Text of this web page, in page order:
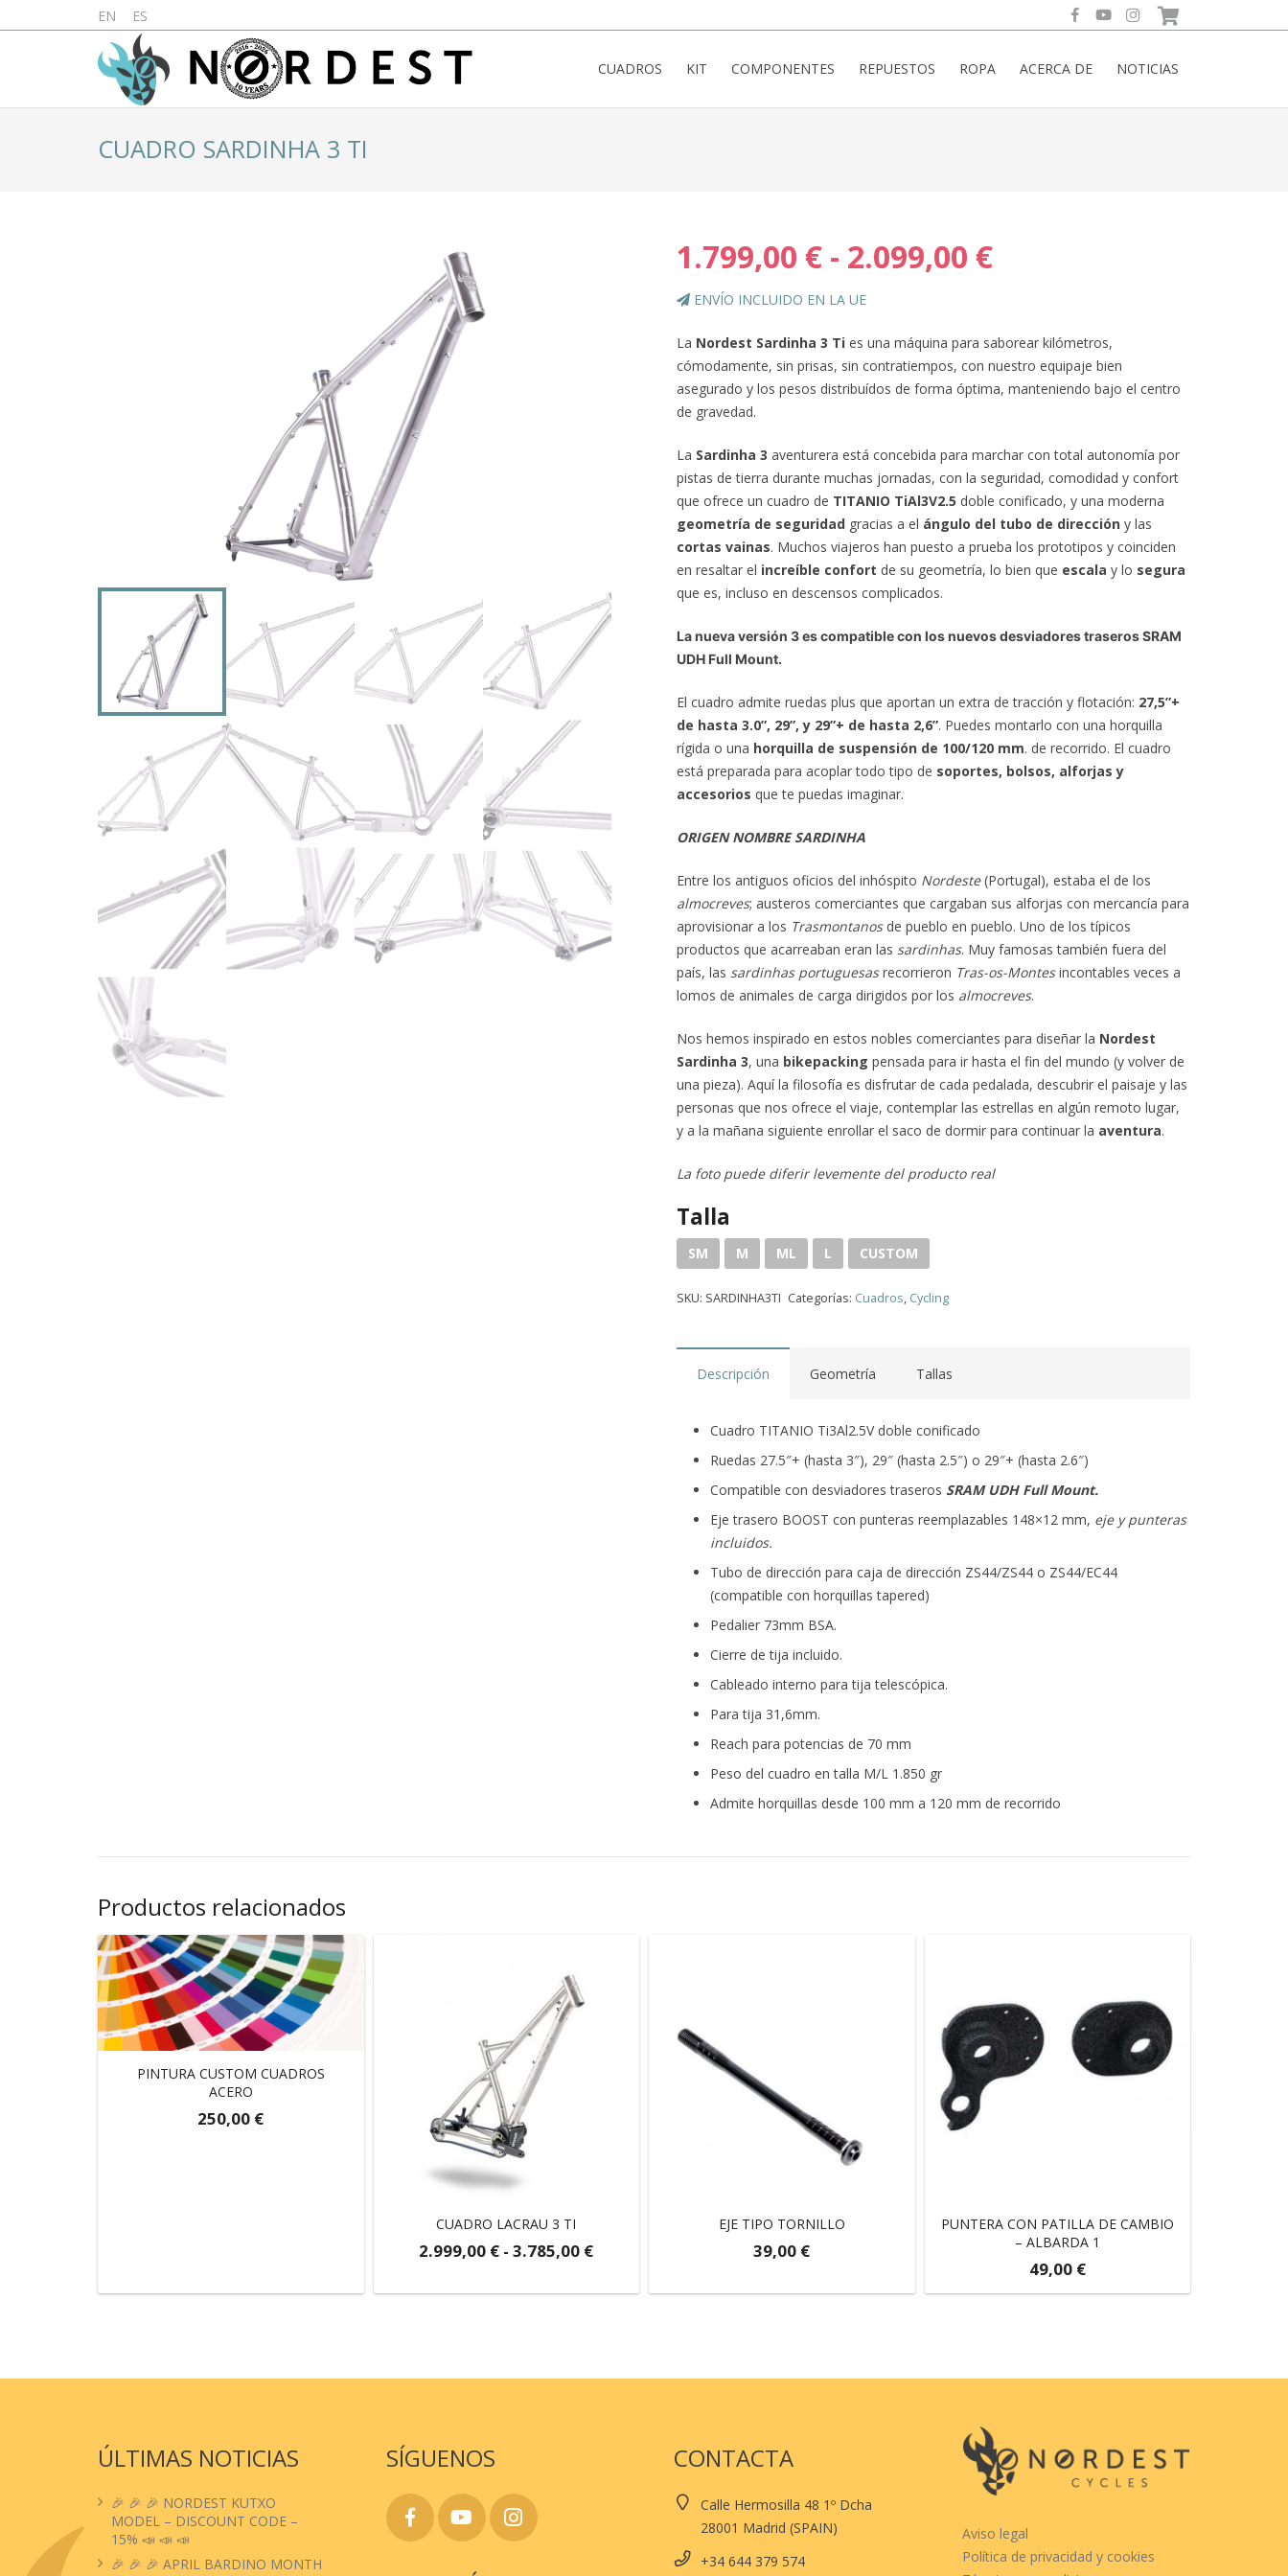
EN ES
CUADROS KIT COMPONENTES REPUESTOS ROPA ACERCA DE NOTICIAS
CUADRO SARDINHA 3 TI
1.799,00€ - 2.099,00€Rango
1.799,00 €
hasta
2.099,00 €
ENVÍO INCLUIDO EN LA UE
La Nordest Sardinha 3 Ti es una máquina para saborear kilómetros,
cómodamente, sin prisas, sin contratiempos, con nuestro equipaje bien
asegurado y los pesos distribuídos de forma óptima, manteniendo bajo el centro
de gravedad.
La Sardinha 3 aventurera está concebida para marchar con total autonomía por
pistas de tierra durante muchas jornadas, con la seguridad, comodidad y confort
que ofrece un cuadro de TITANIO TiAl3V2.5 doble conificado, y una moderna
geometría de seguridad gracias a el ángulo del tubo de dirección y las
cortas vainas. Muchos viajeros han puesto a prueba los prototipos y coinciden
en resaltar el increíble confort de su geometría, lo bien que escala y lo segura
que es, incluso en descensos complicados.
La nueva versión 3 es compatible con los nuevos desviadores traseros SRAM
UDH Full Mount.
El cuadro admite ruedas plus que aportan un extra de tracción y flotación: 27,5”+
de hasta 3.0”, 29”, y 29”+ de hasta 2,6”. Puedes montarlo con una horquilla
rígida o una horquilla de suspensión de 100/120 mm. de recorrido. El cuadro
está preparada para acoplar todo tipo de soportes, bolsos, alforjas y
accesorios que te puedas imaginar.
ORIGEN NOMBRE SARDINHA
Entre los antiguos oficios del inhóspito Nordeste(Portugal), estaba el de los
almocreves; austeros comerciantes que cargaban sus alforjas con mercancía para
aprovisionar a los Trasmontanosde pueblo en pueblo. Uno de los típicos
productos que acarreaban eran las sardinhas. Muy famosas también fuera del
país, las sardinhas portuguesasrecorrieron Tras-os-Montesincontables veces a
lomos de animales de carga dirigidos por los almocreves.
Nos hemos inspirado en estos nobles comerciantes para diseñar la Nordest
Sardinha 3, una bikepacking pensada para ir hasta el fin del mundo (y volver de
una pieza). Aquí la filosofía es disfrutar de cada pedalada, descubrir el paisaje y las
personas que nos ofrece el viaje, contemplar las estrellas en algún remoto lugar,
y a la mañana siguiente enrollar el saco de dormir para continuar la aventura.
La foto puede diferir levemente del producto real
Talla
SM M ML L CUSTOM
SKU: SARDINHA3TI Categorías: Cuadros, Cycling
Descripción Geometría Tallas
Cuadro TITANIO Ti3Al2.5V doble conificado
Ruedas 27.5″+ (hasta 3″), 29″ (hasta 2.5″) o 29″+ (hasta 2.6″)
Compatible con desviadores traseros SRAM UDH Full Mount.
Eje trasero BOOST con punteras reemplazables 148×12 mm, eje y punteras
incluidos.
Tubo de dirección para caja de dirección ZS44/ZS44 o ZS44/EC44
(compatible con horquillas tapered)
Pedalier 73mm BSA.
Cierre de tija incluido.
Cableado interno para tija telescópica.
Para tija 31,6mm.
Reach para potencias de 70 mm
Peso del cuadro en talla M/L 1.850 gr
Admite horquillas desde 100 mm a 120 mm de recorrido
Productos relacionados
PINTURA CUSTOM CUADROS
ACERO
250,00 €
CUADRO LACRAU 3 TI
2.999,00 € - 3.785,00 €Rango
precios:
3.785,00 €
variantes.
elegir
en
la
EJE TIPO TORNILLO
39,00 €
PUNTERA CON PATILLA DE CAMBIO
– ALBARDA 1
49,00 €
ÚLTIMAS NOTICIAS
🎉 🎉 🎉 NORDEST KUTXO
MODEL – DISCOUNT CODE –
15% 📣 📣 📣
🎉 🎉 🎉 APRIL BARDINO MONTH
SÍGUENOS CONTACTA
Calle Hermosilla 48 1º Dcha
28001 Madrid (SPAIN)
+34 644 379 574
Aviso legal
Política de privacidad y cookies